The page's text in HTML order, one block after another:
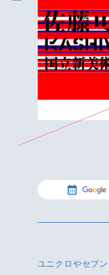
ユニクロやセブ